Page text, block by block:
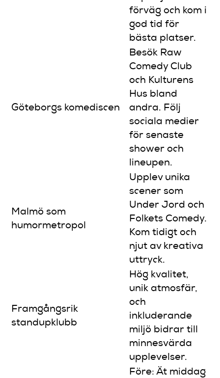
förväg och kom i
god tid för
bästa platser.
Göteborgs komediscen
Besök Raw
Comedy Club
och Kulturens
Hus bland
andra. Följ
sociala medier
för senaste
shower och
lineupen.
Malmö som
humormetropol
Upplev unika
scener som
Under Jord och
Folkets Comedy.
Kom tidigt och
njut av kreativa
uttryck.
Framgångsrik
standupklubb
Hög kvalitet,
unik atmosfär,
och
inkluderande
miljö bidrar till
minnesvärda
upplevelser.
Före: Ät middag